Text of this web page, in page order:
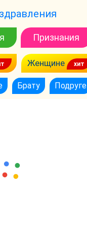
Признания
Женщине
Брату Подруге